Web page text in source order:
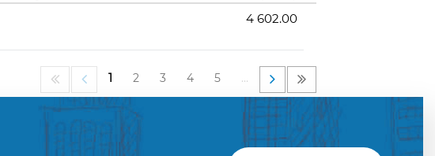
4 602.00
1 2 3 4 5 …